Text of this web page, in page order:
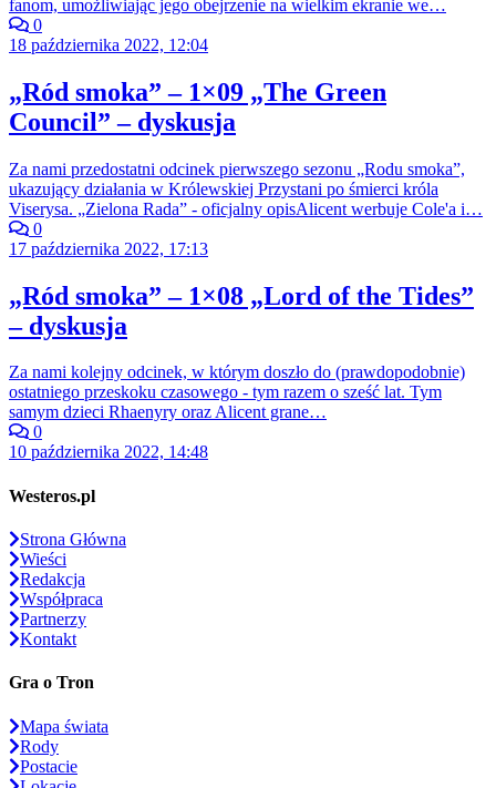
fanom, umożliwiając jego obejrzenie na wielkim ekranie we…
0
18 października 2022, 12:04
„Ród smoka” – 1×09 „The Green
Council” – dyskusja
Za nami przedostatni odcinek pierwszego sezonu „Rodu smoka”,
ukazujący działania w Królewskiej Przystani po śmierci króla
Viserysa. „Zielona Rada” - oficjalny opisAlicent werbuje Cole'a i…
0
17 października 2022, 17:13
„Ród smoka” – 1×08 „Lord of the Tides”
– dyskusja
Za nami kolejny odcinek, w którym doszło do (prawdopodobnie)
ostatniego przeskoku czasowego - tym razem o sześć lat. Tym
samym dzieci Rhaenyry oraz Alicent grane…
0
10 października 2022, 14:48
Westeros.pl
Strona Główna
Wieści
Redakcja
Współpraca
Partnerzy
Kontakt
Gra o Tron
Mapa świata
Rody
Postacie